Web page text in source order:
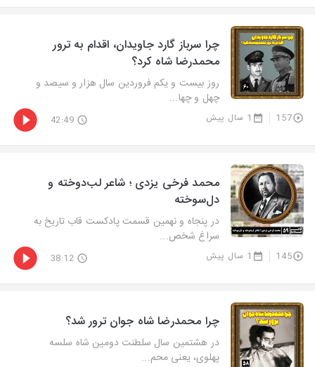
چرا سرباز گارد جاویدان، اقدام به ترور
محمدرضا شاه کرد؟
روز بیست و یکم فروردین سال هزار و سیصد و
چهل و چها...
157 1 سال پیش 42:49
محمد فرخی یزدی ؛ شاعر لب‌دوخته و
دل‌سوخته
در پنجاه و نهمین قسمت پادکست قاب تاریخ به
سراغ شخص...
145 1 سال پیش 38:12
چرا محمدرضا شاه جوان ترور شد؟
در هشتمین سال سلطنت دومین شاه سلسه
پهلوی، یعنی محم...